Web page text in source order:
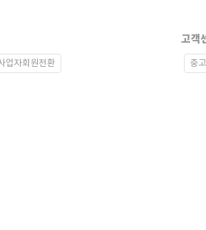
업자회원전환
고객
중